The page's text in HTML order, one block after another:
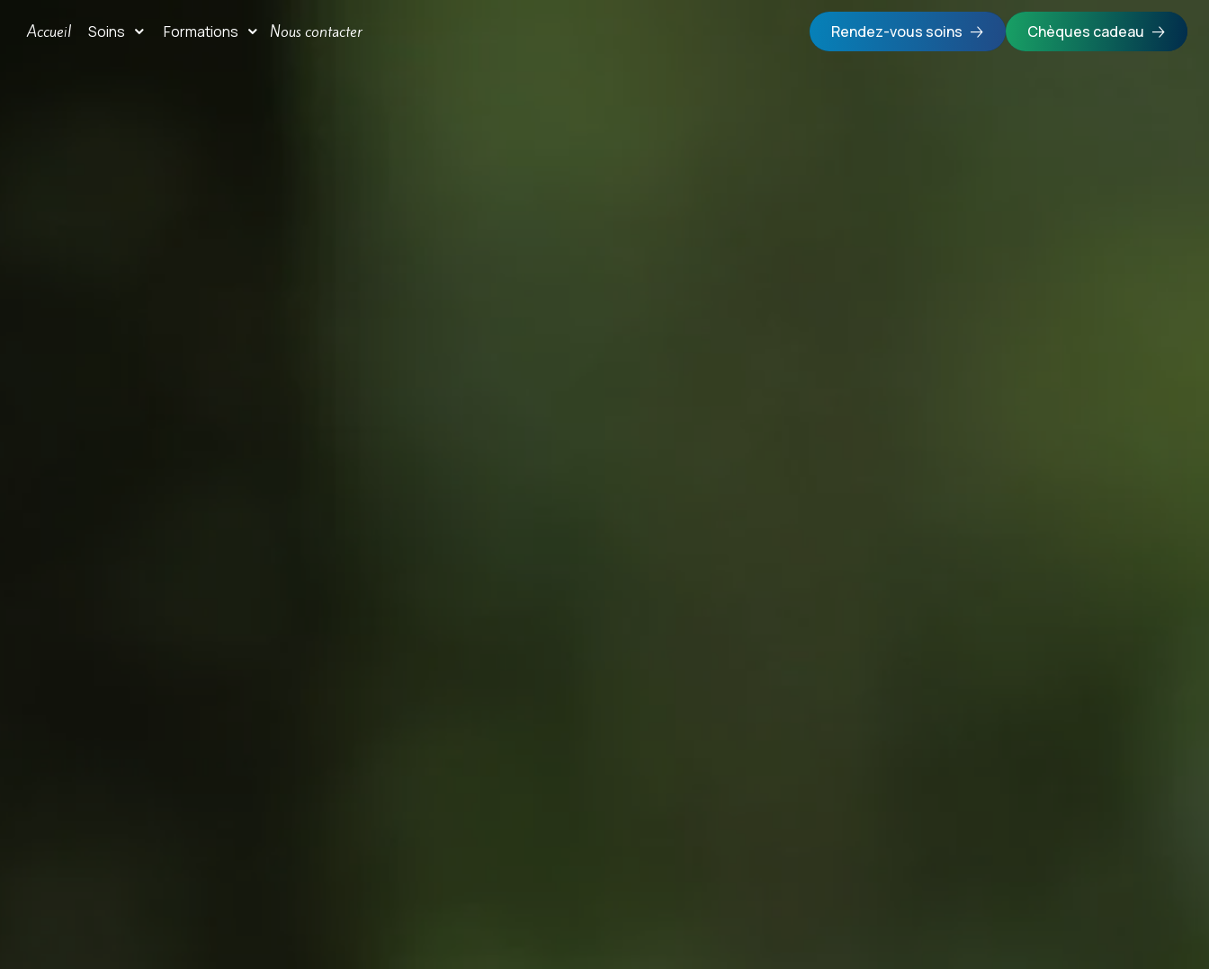
Accueil Soins Formations Nous contacter Rendez-vous soins Chèques cadeau